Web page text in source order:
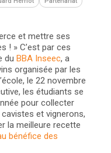
et mettre ses
! » C’est par ces
du BBA Inseec, a
organisée par les
le 22 novembre
les étudiants se
pour collecter
et vignerons,
la meilleure recette
bénéfice des